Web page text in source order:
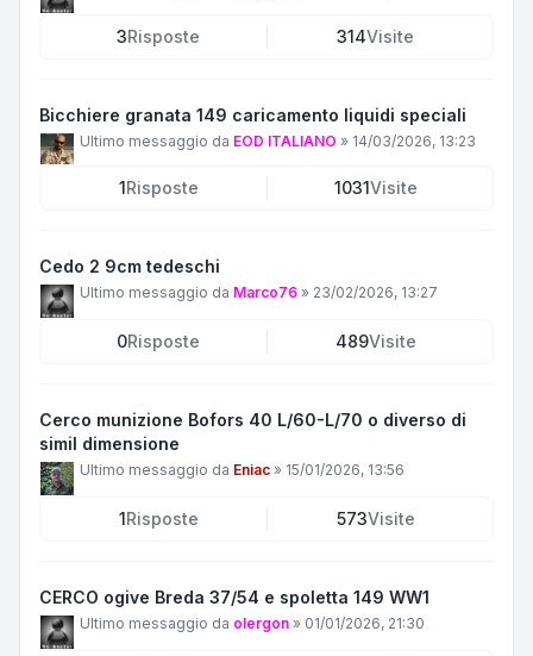
3Risposte 314Visite
Bicchiere granata 149 caricamento liquidi speciali
Ultimo messaggio da EOD ITALIANO » 14/03/2026, 13:23
1Risposte 1031Visite
Cedo 2 9cm tedeschi
Ultimo messaggio da Marco76 » 23/02/2026, 13:27
0Risposte 489Visite
Cerco munizione Bofors 40 L/60-L/70 o diverso di
simil dimensione
Ultimo messaggio da Eniac » 15/01/2026, 13:56
1Risposte 573Visite
CERCO ogive Breda 37/54 e spoletta 149 WW1
Ultimo messaggio da olergon » 01/01/2026, 21:30